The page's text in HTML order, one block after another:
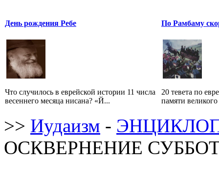
День рождения Ребе
Что случилось в еврейской истории 11 числа
весеннего месяца нисана? «Й...
По Рамбаму
20 тевета по
памяти
>> Иудаизм -
ОСКВЕРНЕНИЕ